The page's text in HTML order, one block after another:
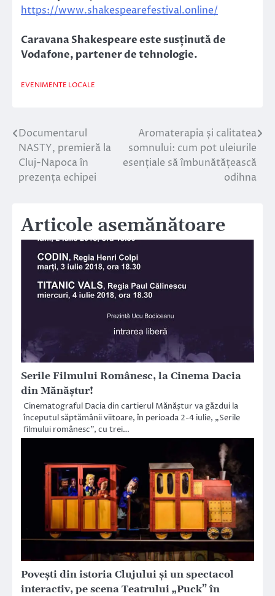
https://www.shakespearefestival.online/
Caravana Shakespeare este susținută de
Vodafone, partener de tehnologie.
EVENIMENTE LOCALE
Navigare
în
articole
Documentarul
NASTY, premieră la
Cluj-Napoca în
prezența echipei
Aromaterapia și calitatea
somnului: cum pot uleiurile
esențiale să îmbunătățească
odihna
Articole asemănătoare
Serile Filmului Românesc, la Cinema Dacia
din Mănăştur!
Cinematograful Dacia din cartierul Mănăştur va găzdui la
începutul săptămânii viitoare, în perioada 2-4 iulie, „Serile
filmului românesc”, cu trei…
Povești din istoria Clujului și un spectacol
interactiv, pe scena Teatrului „Puck” în